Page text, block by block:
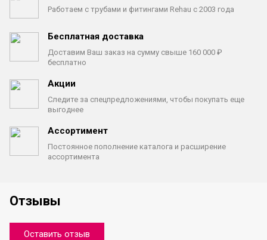
Работаем с трубами и фитингами Rehau с 2003 года
Бесплатная доставка
Доставим Ваш заказ на сумму свыше 160 000 ₽
бесплатно
Акции
Следите за спецпредложениями, чтобы покупать еще
выгоднее
Ассортимент
Постоянное пополнение каталога и расширение
ассортимента
Отзывы
Оставить отзыв